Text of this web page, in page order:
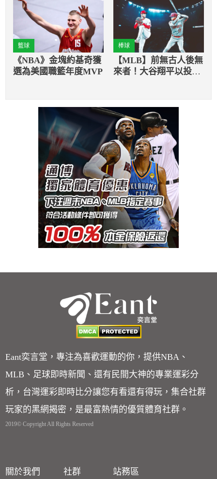
籃球
《NBA》金塊約基奇獲
選為美國職籃年度MVP
棒球
【MLB】前無古人後無
來者！大谷翔平以投打
Eant奕言堂，專注為喜歡運動的你，提供NBA、
MLB、足球即時新聞、還有民間大神的專業運彩分
析，台灣運彩即時比分讓您有看還有得玩，集合社群
玩家的黑網揭密，是最富熱情的優質體育社群。
2019© Copyright All Rights Reserved
關於我們 社群 站務區